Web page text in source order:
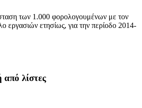
των 1.000 φορολογουμένων με τον
εργασιών ετησίως, για την περίοδο 2014-
λίστες